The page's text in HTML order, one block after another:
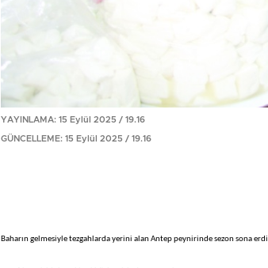
YAYINLAMA: 15 Eylül 2025 / 19.16
GÜNCELLEME: 15 Eylül 2025 / 19.16
Baharın gelmesiyle tezgahlarda yerini alan Antep peynirinde sezon sona